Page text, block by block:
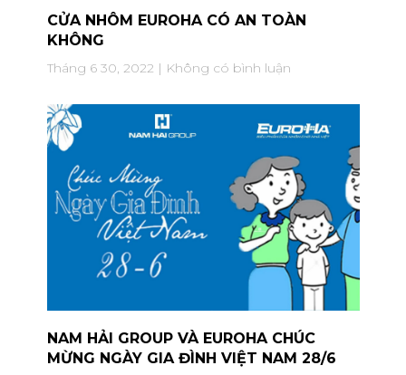
CỬA NHÔM EUROHA CÓ AN TOÀN
KHÔNG
Tháng 6 30, 2022 Không có bình luận
NAM HẢI GROUP VÀ EUROHA CHÚC
MỪNG NGÀY GIA ĐÌNH VIỆT NAM 28/6